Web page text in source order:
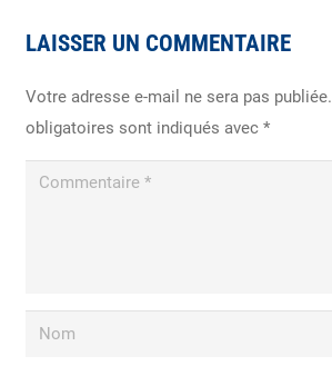
LAISSER UN COMMENTAIRE
Votre adresse e-mail ne sera pas publiée.
obligatoires sont indiqués avec *